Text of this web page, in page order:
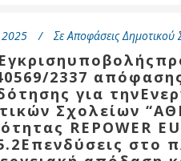
2025 Σε Αποφάσεις Δημοτικού
2337
για
Σχολείων
REPOWER
στο